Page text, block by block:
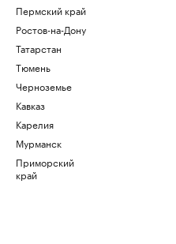
Пермский край
Ростов-на-Дону
Татарстан
Тюмень
Черноземье
Кавказ
Карелия
Мурманск
Приморский
край